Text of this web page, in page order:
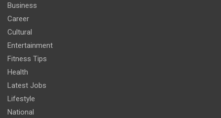
Business
Career
Cultural
Entertainment
Fitness Tips
Health
Latest Jobs
Lifestyle
National